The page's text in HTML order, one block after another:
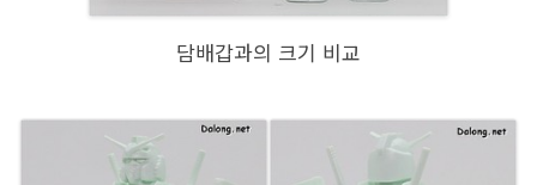
담배갑과의 크기 비교